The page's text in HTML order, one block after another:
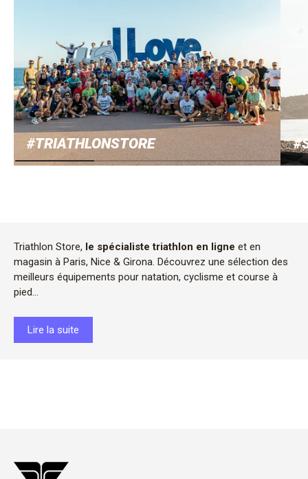
#TRIATHLONSTORE
Triathlon Store, le spécialiste triathlon en ligne et en
magasin à Paris, Nice & Girona. Découvrez une sélection des
meilleurs équipements pour natation, cyclisme et course à
pied...
Lire la suite